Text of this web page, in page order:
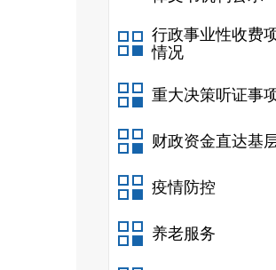
行政事业性收费
情况
重大决策听证事
财政资金直达基
疫情防控
养老服务